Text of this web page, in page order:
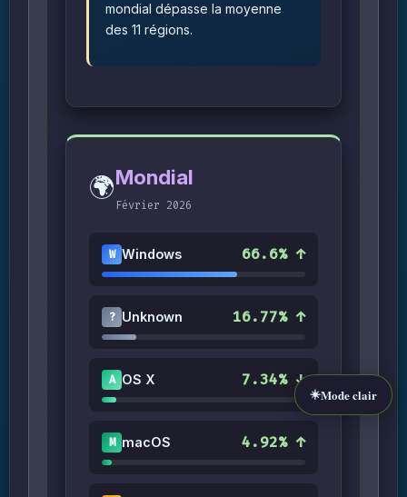
☀️Mode clair
mondial dépasse la moyenne
des 11 régions.
🌍Mondial
Février 2026
W Windows 66.6% ↑
? Unknown 16.77% ↑
A OS X 7.34% ↓
M macOS 4.92% ↑